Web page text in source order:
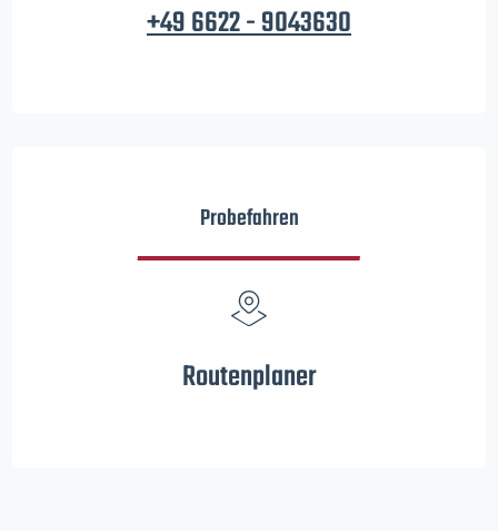
+49 6622 - 9043630
Probefahren
Routenplaner